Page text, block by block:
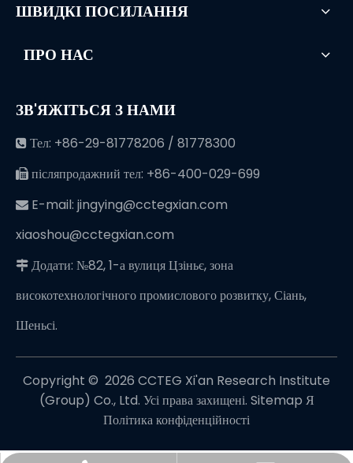
ШВИДКІ ПОСИЛАННЯ
ПРО НАС
ЗВ'ЯЖІТЬСЯ З НАМИ
 Тел: +86-29-81778206 / 81778300
 післяпродажний тел: +86-400-029-699
 E-mail: jingying@cctegxian.com
xiaoshou@cctegxian.com
 Додати: №82, 1-а вулиця Цзіньє, зона
високотехнологічного промислового розвитку, Сіань,
Шеньсі.
Copyright © ️ 2026 CCTEG Xi'an Research Institute
(Group) Co., Ltd. Усі права захищені. Sitemap Я
Політика конфіденційності